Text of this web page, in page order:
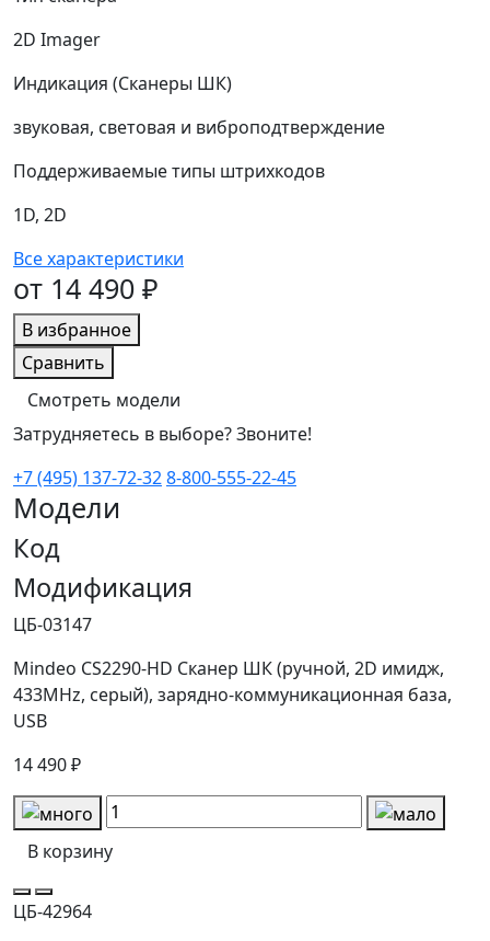
2D Imager
Индикация (Сканеры ШК)
звуковая, световая и виброподтверждение
Поддерживаемые типы штрихкодов
1D, 2D
Все характеристики
от 14 490 ₽
В избранное
Сравнить
Смотреть модели
Затрудняетесь в выборе? Звоните!
+7 (495) 137-72-328-800-555-22-45
Модели
Код
Модификация
ЦБ-03147
Mindeo CS2290-HD Сканер ШК (ручной, 2D имидж,
433MHz, серый), зарядно-коммуникационная база,
USB
14 490 ₽
В корзину
ЦБ-42964